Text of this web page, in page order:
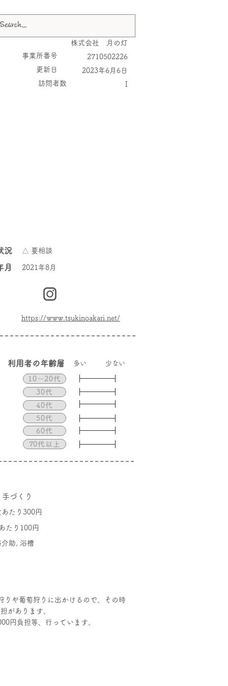
株式会社 月の灯
​事業所番号
更新日
​訪問者数
2710502226
2023年6月6日
況 △ 要相談
月 2021年8月
https://www.tsukinoakari.net/
​利用者の年齢層 ​多い 少ない
10〜20代
30代
40代
50代
60代
70代以上
づくり
あたり300円
たり100円
介助, 浴槽
りや葡萄狩りに出かけるので、その時
があります。
円負担等、行っています。